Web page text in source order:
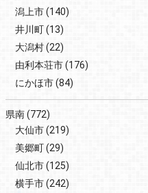
潟上市(140)
井川町(13)
大潟村(22)
由利本荘市(176)
にかほ市(84)
県南(772)
大仙市(219)
美郷町(29)
仙北市(125)
横手市(242)